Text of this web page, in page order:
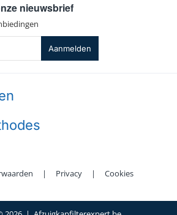
nieuwsbrief
Aanmelden
| Privacy | Cookies